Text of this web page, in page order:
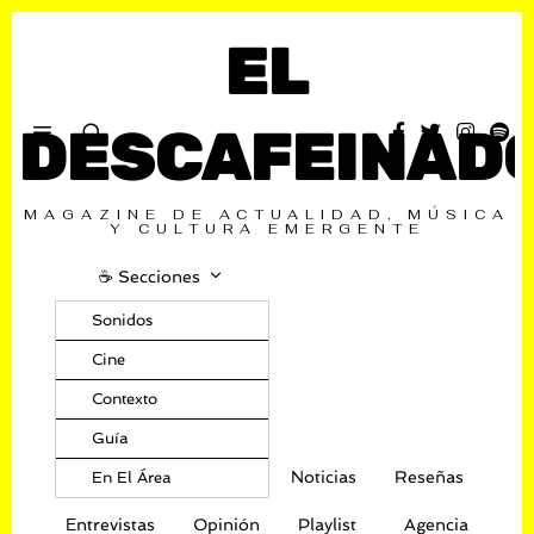
EL
MAGAZINE DE ACTUALIDAD, MÚSICA
Y CULTURA EMERGENTE
☕️ Secciones
Sonidos
Cine
Contexto
Guía
En El Área Noticias Reseñas
Entrevistas Opinión Playlist Agencia